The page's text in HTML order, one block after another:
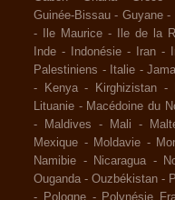
Guinée-Bissau - Guyane -
-
Ile Maurice - Ile de la
Inde - Indonésie - Iran -
Palestiniens - Italie -
-
Kenya - Kirghizistan -
Lituanie - Macédoine du
-
Maldives - Mali -
Mexique - Moldavie -
Namibie - Nicaragua -
Ouganda -Ouzbékistan -
-
Pologne - Polynésie